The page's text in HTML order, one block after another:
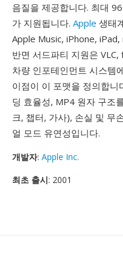
음질을 제공합니다. 최대
가 지원됩니다. Apple 생태
Apple Music, iPhone,
반면 서드파티 지원은
차량 인포테인먼트 시스템
이점이 이 포맷을 정의합니
딩 효율성, MP4 원자 구조
크, 챕터, 가사), 손실 및 무
얼 모드 유연성입니다.
개발자: Apple Inc.
최초 출시: 2001